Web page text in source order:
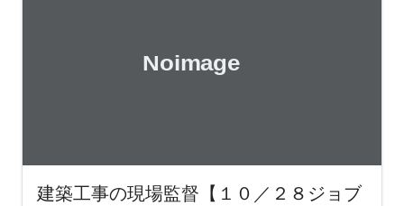
建築工事の現場監督【１０／２８ジョブ